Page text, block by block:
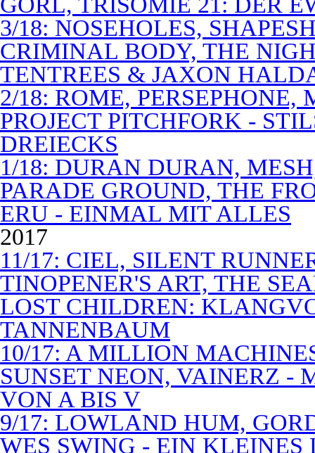
3/18: NOSEHOLES,
CRIMINAL BODY, THE
TENTREES & JAXON
2/18: ROME,
PROJECT PITCHFORK -
DREIECKS
1/18: DURAN DURAN,
PARADE GROUND, THE
ERU - EINMAL MIT ALLES
2017
11/17: CIEL, SILENT
TINOPENER'S ART, THE
LOST CHILDREN:
TANNENBAUM
10/17: A MILLION
SUNSET NEON, VAINERZ -
VON A BIS V
9/17: LOWLAND HUM,
WES SWING - EIN KLEINES